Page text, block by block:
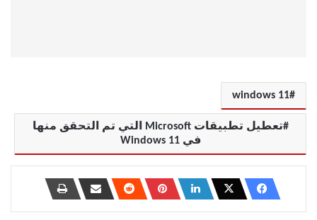
windows 11
تعطيل تطبيقات Microsoft التي تم التحقق منها
في Windows 11